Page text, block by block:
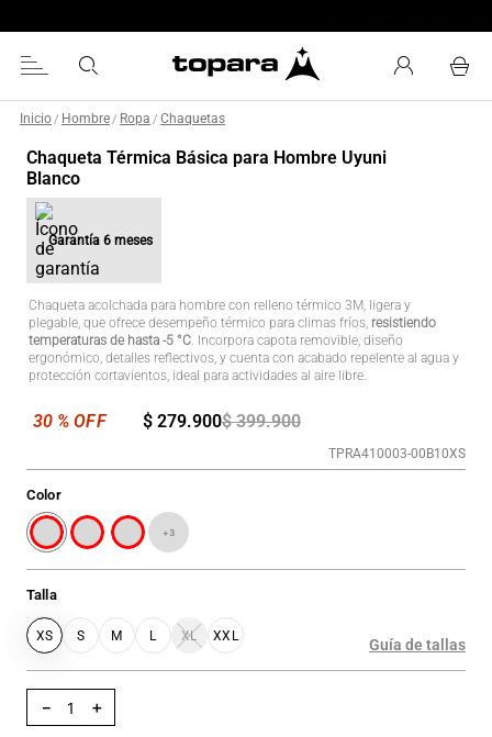
Inicio / Hombre / Ropa / Chaquetas
Chaqueta Térmica Básica para Hombre Uyuni
Blanco
Garantía 6 meses
Chaqueta acolchada para hombre con relleno térmico 3M, ligera y
plegable, que ofrece desempeño térmico para climas fríos, resistiendo
temperaturas de hasta -5 °C. Incorpora capota removible, diseño
ergonómico, detalles reflectivos, y cuenta con acabado repelente al agua y
protección cortavientos, ideal para actividades al aire libre.
$ 399.900
$ 279.900
TPRA410003-00B10XS
Talla
XS S M L XL XXL
Color
+ 3
Guía de tallas
＋
－